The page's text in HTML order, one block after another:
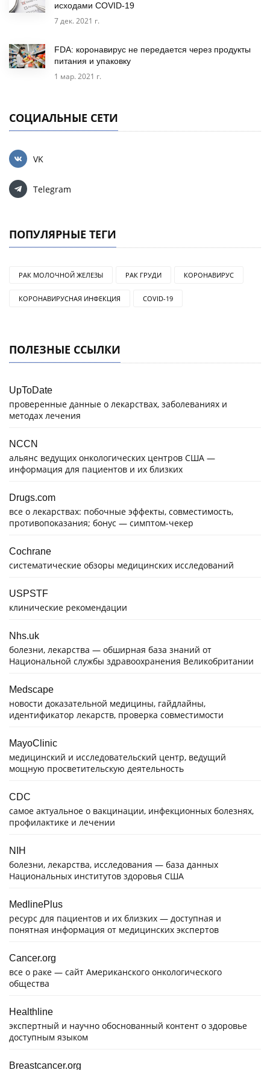
исходами COVID-19
7 дек. 2021 г.
FDA: коронавирус не передается через продукты
питания и упаковку
1 мар. 2021 г.
СОЦИАЛЬНЫЕ СЕТИ
VK
Telegram
ПОПУЛЯРНЫЕ ТЕГИ
РАК МОЛОЧНОЙ ЖЕЛЕЗЫ РАК ГРУДИ КОРОНАВИРУС
КОРОНАВИРУСНАЯ ИНФЕКЦИЯ COVID-19
ПОЛЕЗНЫЕ ССЫЛКИ
UpToDate
проверенные данные о лекарствах, заболеваниях и
методах лечения
NCCN
альянс ведущих онкологических центров США —
информация для пациентов и их близких
Drugs.com
все о лекарствах: побочные эффекты, совместимость,
противопоказания; бонус — симптом-чекер
Cochrane
систематические обзоры медицинских исследований
USPSTF
клинические рекомендации
Nhs.uk
болезни, лекарства — обширная база знаний от
Национальной службы здравоохранения Великобритании
Medscape
новости доказательной медицины, гайдлайны,
идентификатор лекарств, проверка совместимости
MayoClinic
медицинский и исследовательский центр, ведущий
мощную просветительскую деятельность
CDC
самое актуальное о вакцинации, инфекционных болезнях,
профилактике и лечении
NIH
болезни, лекарства, исследования — база данных
Национальных институтов здоровья США
MedlinePlus
ресурс для пациентов и их близких — доступная и
понятная информация от медицинских экспертов
Cancer.org
все о раке — сайт Американского онкологического
общества
Healthline
экспертный и научно обоснованный контент о здоровье
доступным языком
Breastcancer.org